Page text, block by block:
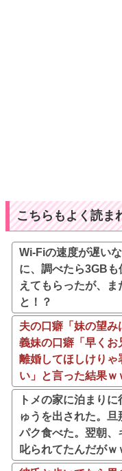
こちらもよく読ま
Wi-Fiの速度が遅い
に、調べたら3GB
えてもらったが、
と！？
夫の口癖「妹の望み
義妹の口癖「早くお
離婚してほしけりゃ
い」と言った結果ｗ
トメの家に泊まり
ゅうを出された。
パク食べた。翌朝、
叱られてたんだがｗ